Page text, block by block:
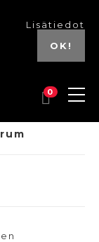
Lisätiedot
OK!
0